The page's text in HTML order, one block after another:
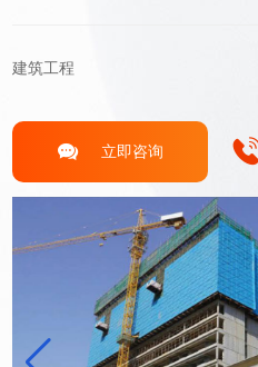
建筑工程
立即咨询